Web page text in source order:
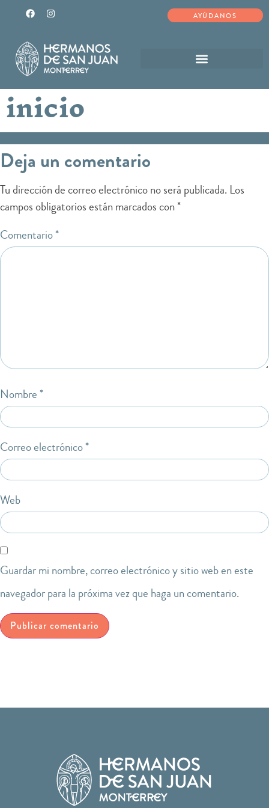
AYÚDANOS
inicio
Deja un comentario
Tu dirección de correo electrónico no será publicada. Los
campos obligatorios están marcados con*
Comentario*
Nombre*
Correo electrónico*
Web
Guardar mi nombre, correo electrónico y sitio web en este
navegador para la próxima vez que haga un comentario.